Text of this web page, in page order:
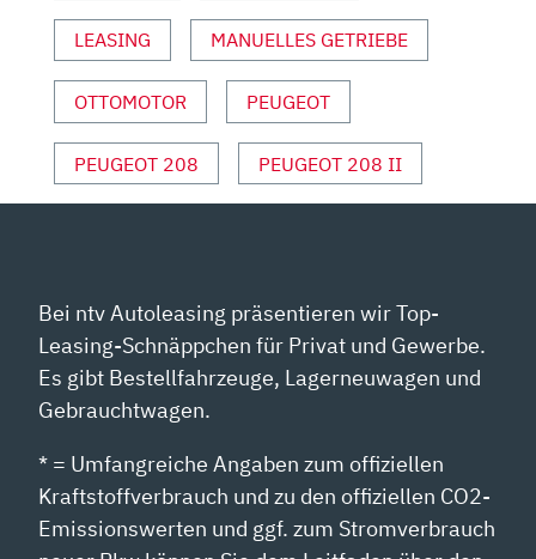
|
PREIS
2024“
VON
YOUTUBE
ANZEIGEN
LEASING MANUELLES GETRIEBE
OTTOMOTOR PEUGEOT
PEUGEOT 208 PEUGEOT 208 II
Bei ntv Autoleasing präsentieren wir Top-
Leasing-Schnäppchen für Privat und Gewerbe.
Es gibt Bestellfahrzeuge, Lagerneuwagen und
Gebrauchtwagen.
* = Umfangreiche Angaben zum offiziellen
Kraftstoffverbrauch und zu den offiziellen CO2-
Emissionswerten und ggf. zum Stromverbrauch